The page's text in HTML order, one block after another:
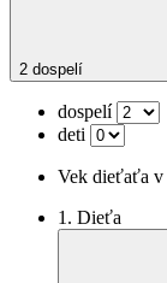
2 dospelí
dospelí
deti
Vek dieťaťa v
1. Dieťa